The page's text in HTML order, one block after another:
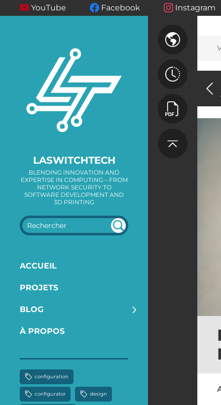
YouTube Facebook Instagram
LASWITCHTECH
BLENDING INNOVATION AND
EXPERTISE IN COMPUTING – FROM
NETWORK SECURITY TO
SOFTWARE DEVELOPMENT AND
3D PRINTING
ACCUEIL
PROJETS
BLOG
À PROPOS
configuration
configurator design